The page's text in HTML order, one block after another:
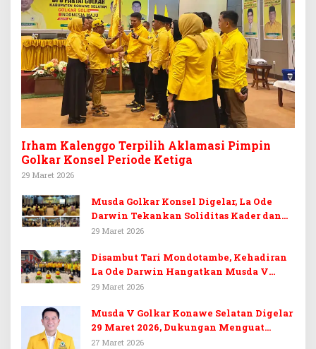
Irham Kalenggo Terpilih Aklamasi Pimpin
Golkar Konsel Periode Ketiga
29 Maret 2026
Musda Golkar Konsel Digelar, La Ode
Darwin Tekankan Soliditas Kader dan
Target 14 Kursi DPRD Konawe Selatan
29 Maret 2026
Disambut Tari Mondotambe, Kehadiran
La Ode Darwin Hangatkan Musda V
Golkar Konsel
29 Maret 2026
Musda V Golkar Konawe Selatan Digelar
29 Maret 2026, Dukungan Menguat
untuk Irham Kalenggo
27 Maret 2026